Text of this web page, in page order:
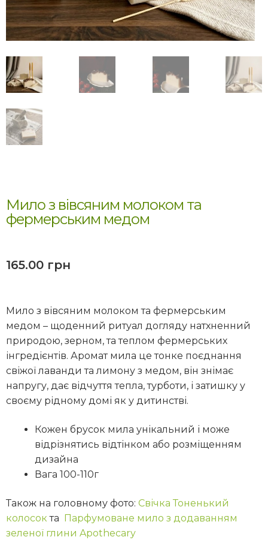
Мило з вівсяним молоком та
фермерським медом
165.00 грн
Мило з вівсяним молоком та фермерським
медом – щоденний ритуал догляду натхненний
природою, зерном, та теплом фермерських
інгредієнтів. Аромат мила це тонке поєднання
свіжої лаванди та лимону з медом, він знімає
напругу, дає відчуття тепла, турботи, і затишку у
своєму рідному домі як у дитинстві.
Кожен брусок мила унікальний і може
відрізнятись відтінком або розміщенням
дизайна
Вага 100-110г
Також на головному фото: Свічка Тоненький
колосок та Парфумоване мило з додаванням
зеленої глини Apothecary